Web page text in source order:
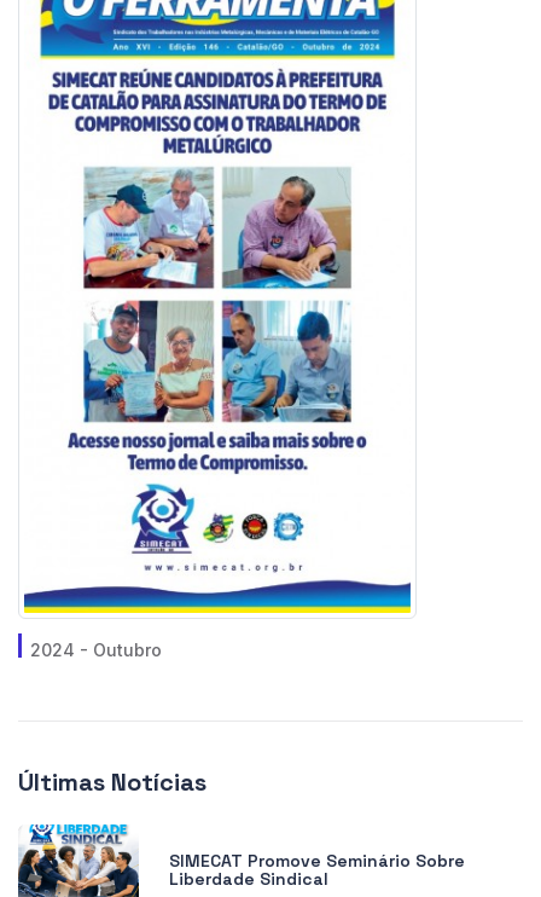
2024 - Outubro
Últimas Notícias
SIMECAT Promove Seminário Sobre
Liberdade Sindical